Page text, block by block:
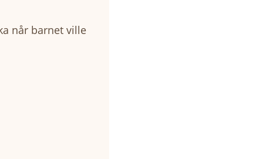
når barnet ville